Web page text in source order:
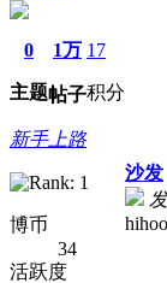
0
主题
1万
帖子
17
积分
新手上路
博币
34
活跃度
沙发